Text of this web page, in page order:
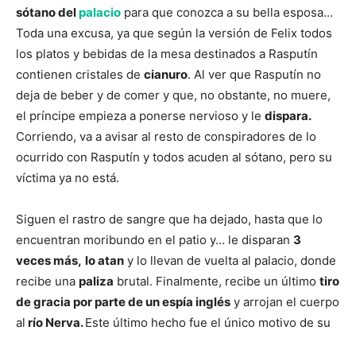
sótano delpalacio para que conozca a su bella esposa…
Toda una excusa, ya que según la versión de Felix todos
los platos y bebidas de la mesa destinados a Rasputín
contienen cristales de cianuro. Al ver que Rasputín no
deja de beber y de comer y que, no obstante, no muere,
el príncipe empieza a ponerse nervioso y le dispara.
Corriendo, va a avisar al resto de conspiradores de lo
ocurrido con Rasputín y todos acuden al sótano, pero su
víctima ya no está.
Siguen el rastro de sangre que ha dejado, hasta que lo
encuentran moribundo en el patio y… le disparan 3
veces más, lo atan y lo llevan de vuelta al palacio, donde
recibe una paliza brutal. Finalmente, recibe un último tiro
de gracia por parte de un espía inglés y arrojan el cuerpo
al río Nerva.Este último hecho fue el único motivo de su